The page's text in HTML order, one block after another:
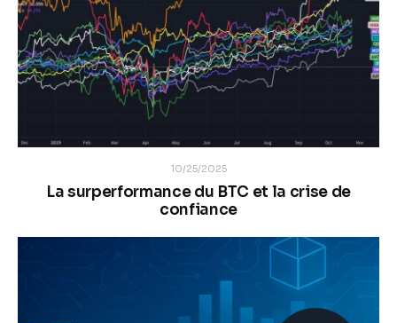
10/25/2025
La surperformance du BTC et la crise de
confiance